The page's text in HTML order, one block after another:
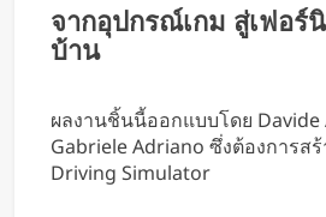
จากอุปกรณ์เกม สู่เฟอร์
บ้าน
ผลงานชิ้นนี้ออกแบบโดย Davide
Gabriele Adriano ซึ่งต้องการส
Driving Simulator